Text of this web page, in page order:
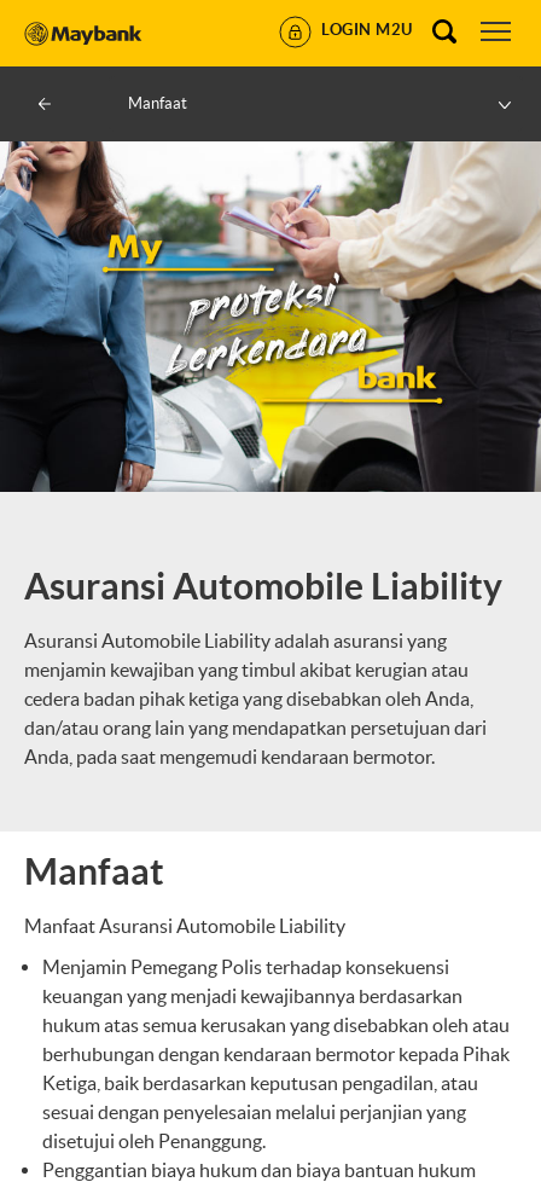
LOGIN M2U
Manfaat
Asuransi Automobile Liability
Asuransi Automobile Liability adalah asuransi yang
menjamin kewajiban yang timbul akibat kerugian atau
cedera badan pihak ketiga yang disebabkan oleh Anda,
dan/atau orang lain yang mendapatkan persetujuan dari
Anda, pada saat mengemudi kendaraan bermotor.
Manfaat
Manfaat Asuransi Automobile Liability
Menjamin Pemegang Polis terhadap konsekuensi
keuangan yang menjadi kewajibannya berdasarkan
hukum atas semua kerusakan yang disebabkan oleh atau
berhubungan dengan kendaraan bermotor kepada Pihak
Ketiga, baik berdasarkan keputusan pengadilan, atau
sesuai dengan penyelesaian melalui perjanjian yang
disetujui oleh Penanggung.
Penggantian biaya hukum dan biaya bantuan hukum